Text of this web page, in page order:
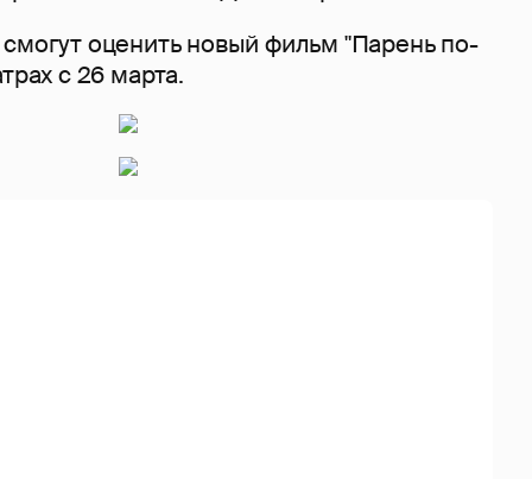
оценить новый фильм "Парень по-
с 26 марта.